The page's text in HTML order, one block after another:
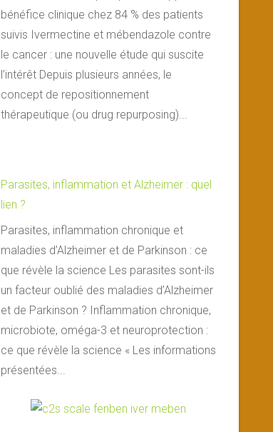
bénéfice clinique chez 84 % des patients
suivis Ivermectine et mébendazole contre
le cancer : une nouvelle étude qui suscite
l’intérêt Depuis plusieurs années, le
concept de repositionnement
thérapeutique (ou drug repurposing)...
Parasites, inflammation et Alzheimer : quel
lien ?
Parasites, inflammation chronique et
maladies d’Alzheimer et de Parkinson : ce
que révèle la science Les parasites sont-ils
un facteur oublié des maladies d’Alzheimer
et de Parkinson ? Inflammation chronique,
microbiote, oméga-3 et neuroprotection :
ce que révèle la science « Les informations
présentées...